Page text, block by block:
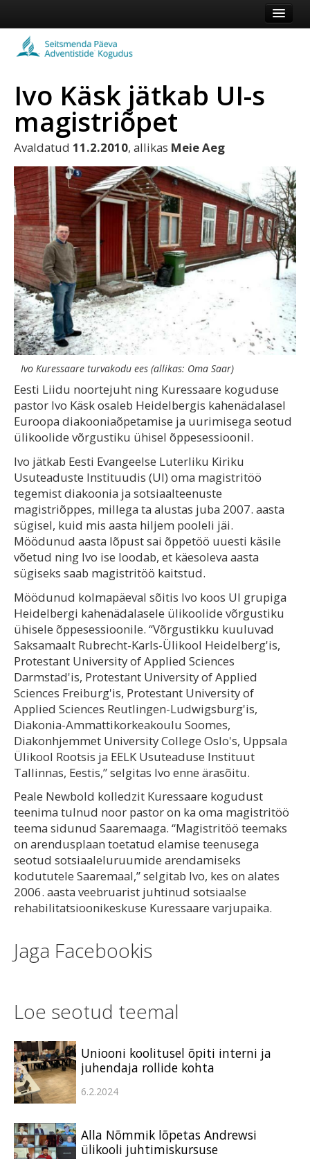
Koduleht
Vaata veel
Logi sisse või registreeru
Ivo Käsk jätkab UI-s
magistriõpet
Avaldatud 11.2.2010, allikas Meie Aeg
Ivo Kuressaare turvakodu ees (allikas: Oma Saar)
Eesti Liidu noortejuht ning Kuressaare koguduse
pastor Ivo Käsk osaleb Heidelbergis kahenädalasel
Euroopa diakooniaõpetamise ja uurimisega seotud
ülikoolide võrgustiku ühisel õppesessioonil.
Ivo jätkab Eesti Evangeelse Luterliku Kiriku
Usuteaduste Instituudis (UI) oma magistritöö
tegemist diakoonia ja sotsiaalteenuste
magistriõppes, millega ta alustas juba 2007. aasta
sügisel, kuid mis aasta hiljem pooleli jäi.
Möödunud aasta lõpust sai õppetöö uuesti käsile
võetud ning Ivo ise loodab, et käesoleva aasta
sügiseks saab magistritöö kaitstud.
Möödunud kolmapäeval sõitis Ivo koos UI grupiga
Heidelbergi kahenädalasele ülikoolide võrgustiku
ühisele õppesessioonile. “Võrgustikku kuuluvad
Saksamaalt Rubrecht-Karls-Ülikool Heidelberg'is,
Protestant University of Applied Sciences
Darmstad'is, Protestant University of Applied
Sciences Freiburg'is, Protestant University of
Applied Sciences Reutlingen-Ludwigsburg'is,
Diakonia-Ammattikorkeakoulu Soomes,
Diakonhjemmet University College Oslo's, Uppsala
Ülikool Rootsis ja EELK Usuteaduse Instituut
Tallinnas, Eestis,” selgitas Ivo enne ärasõitu.
Peale Newbold kolledzit Kuressaare kogudust
teenima tulnud noor pastor on ka oma magistritöö
teema sidunud Saaremaaga. “Magistritöö teemaks
on arendusplaan toetatud elamise teenusega
seotud sotsiaaleluruumide arendamiseks
kodututele Saaremaal,” selgitab Ivo, kes on alates
2006. aasta veebruarist juhtinud sotsiaalse
rehabilitatsioonikeskuse Kuressaare varjupaika.
Jaga Facebookis
Loe seotud teemal
Uniooni koolitusel õpiti interni ja
juhendaja rollide kohta
6.2.2024
Alla Nõmmik lõpetas Andrewsi
ülikooli juhtimiskursuse